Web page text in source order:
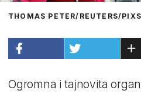
THOMAS PETER/REUTERS/
Ogromna i tajnovita